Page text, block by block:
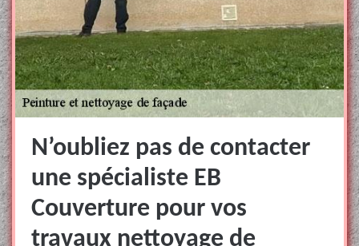
N’oubliez pas de contacter
une spécialiste EB
Couverture pour vos
travaux nettoyage de